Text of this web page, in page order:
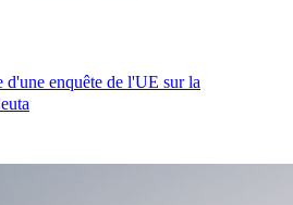
enquête de l'UE sur la